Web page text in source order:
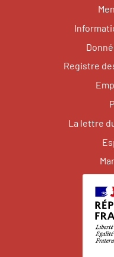
Registre
La lettre